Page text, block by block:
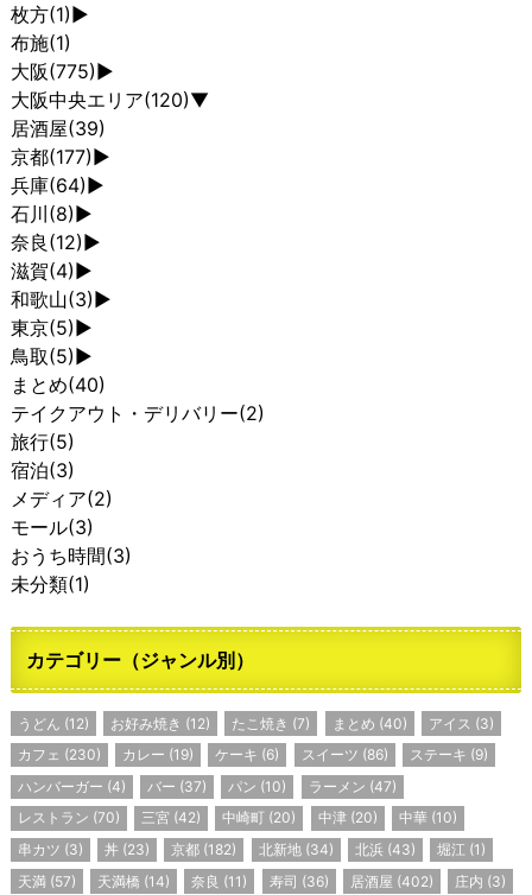
枚方(1)►
布施(1)
大阪(775)►
大阪中央エリア(120)▼
居酒屋(39)
京都(177)►
兵庫(64)►
石川(8)►
奈良 (12)►
滋賀(4)►
和歌山(3)►
東京(5)►
鳥取(5)►
まとめ(40)
テイクアウト・デリバリー(2)
旅行(5)
宿泊(3)
メディア(2)
モール(3)
おうち時間(3)
未分類(1)
カテゴリー（ジャンル別）
うどん (12) お好み焼き (12) たこ焼き (7) まとめ (40) アイス (3)
カフェ (230) カレー (19) ケーキ (6) スイーツ (86) ステーキ (9)
ハンバーガー (4) バー (37) パン (10) ラーメン (47)
レストラン (70) 三宮 (42) 中崎町 (20) 中津(20) 中華(10)
串カツ (3) 丼 (23) 京都 (182) 北新地(34) 北浜(43) 堀江 (1)
天満 (57) 天満橋 (14) 奈良 (11) 寿司 (36) 居酒屋 (402) 庄内 (3)